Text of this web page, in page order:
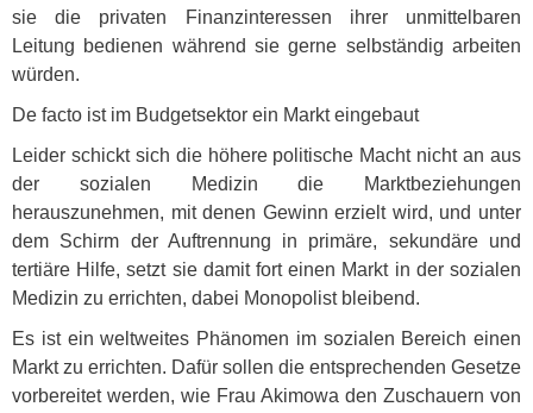
sie die privaten Finanzinteressen ihrer unmittelbaren
Leitung bedienen während sie gerne selbständig arbeiten
würden.
De facto ist im Budgetsektor ein Markt eingebaut
Leider schickt sich die höhere politische Macht nicht an aus
der sozialen Medizin die Marktbeziehungen
herauszunehmen, mit denen Gewinn erzielt wird, und unter
dem Schirm der Auftrennung in primäre, sekundäre und
tertiäre Hilfe, setzt sie damit fort einen Markt in der sozialen
Medizin zu errichten, dabei Monopolist bleibend.
Es ist ein weltweites Phänomen im sozialen Bereich einen
Markt zu errichten. Dafür sollen die entsprechenden Gesetze
vorbereitet werden, wie Frau Akimowa den Zuschauern von